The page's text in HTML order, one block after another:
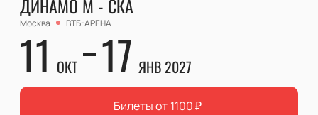
ДИНАМО М - СКА
Москва ВТБ-АРЕНА
11 ОКТ 17 ЯНВ 2027
Билеты от 1100₽